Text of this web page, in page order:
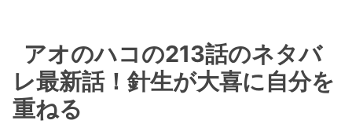
アオのハコの213話のネタバ
レ最新話！針生が大喜に自分を
重ねる